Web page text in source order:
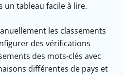
tableau facile à lire.
les classements
des vérifications
des mots-clés avec
différentes de pays et